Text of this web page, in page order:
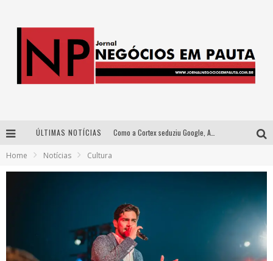
ÚLTIMAS NOTÍCIAS Como a Cortex seduziu Google, AWS e McDonald’s com IA para o go-to-market
Home Notícias Cultura